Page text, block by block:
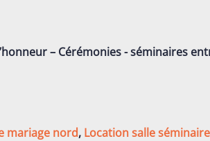
– Cérémonies - séminaires
mariage nord, Location salle